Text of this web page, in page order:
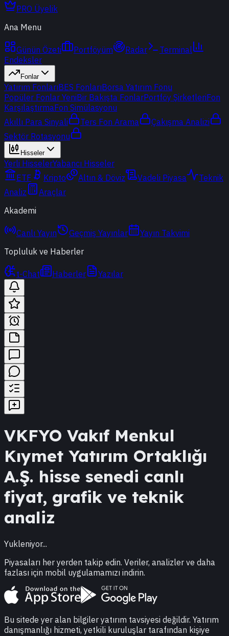
PRO Üyelik
Ana Menu
Günün Özeti Portföyüm Radar
Terminal
Endeksler
Fonlar
Yatırım FonlarıBES FonlarıBorsa Yatırım Fonu
Popüler Fonlar YeniBir Bakışta FonlarPortföy ŞirketleriFon
KarşılaştırmaFon Simülasyonu
Akıllı Para Sinyali
Ters Fon Arama
Çakışma Analizi
Sektör Rotasyonu
Hisseler
Yerli HisselerYabancı Hisseler
ETF
Kripto Altın & Döviz Vadeli Piyasa
Teknik
Analiz
Araçlar
Akademi
Canlı Yayın Geçmiş Yayınlar
Yayın Takvimi
Topluluk ve Haberler
t-Chat Haberler Yazılar
VKFYO Vakıf Menkul
Kıymet Yatırım Ortaklığı
A.Ş. hisse senedi canlı
fiyat, grafik ve teknik
analiz
Yukleniyor...
Piyasaları her yerden takip edin. Veriler, analizler ve daha
fazlası için mobil uygulamamızı indirin.
Bu sitede yer alan bilgiler yatırım tavsiyesi değildir. Yatırım
danışmanlığı hizmeti, yetkili kuruluşlar tarafından kişiye